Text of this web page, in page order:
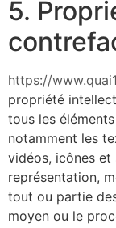
5.
https://
propriété
tous les
notamment les
vidéos, icônes et
représentation,
tout ou partie
moyen ou le